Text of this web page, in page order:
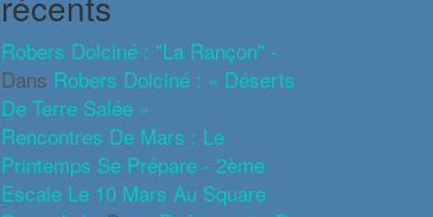
Robers Dolciné : "La Rançon" -
Dans Robers Dolciné : « Déserts
De Terre Salée »
Rencontres De Mars : Le
Printemps Se Prépare - 2ème
Escale Le 10 Mars Au Square